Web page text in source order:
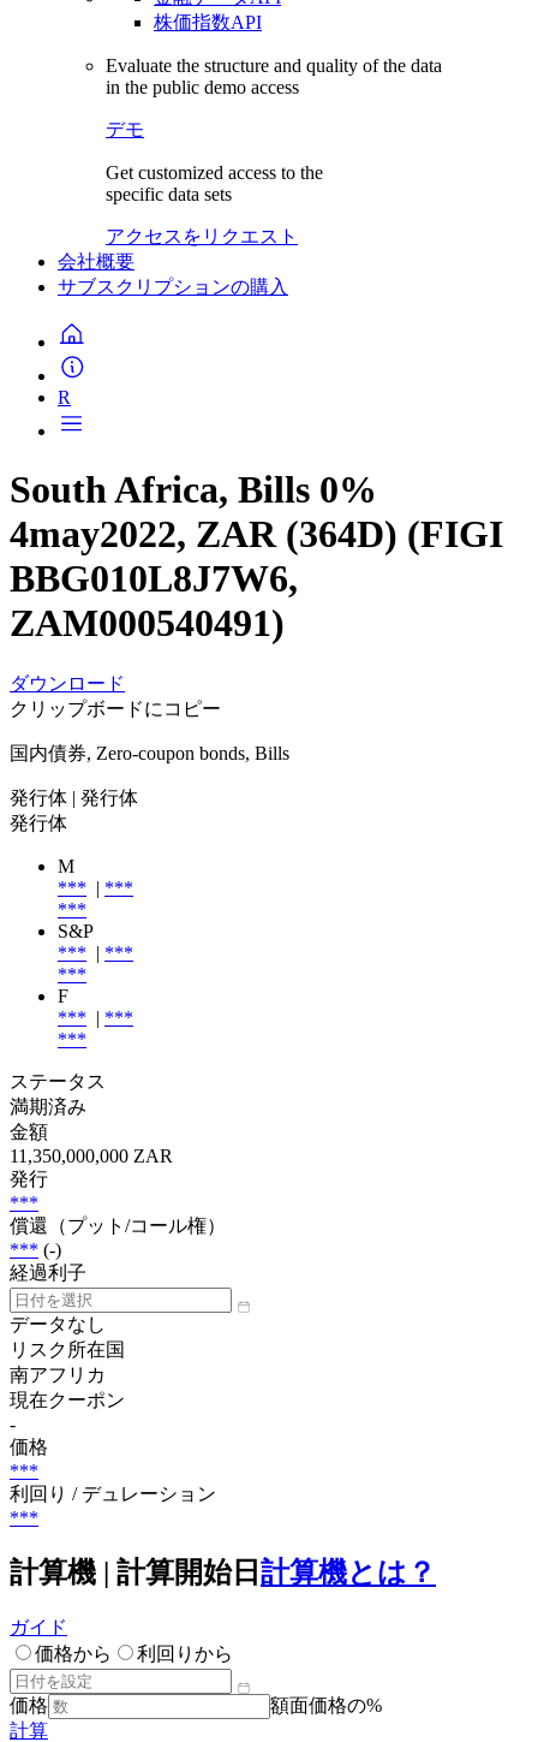
株価指数API
Evaluate the structure and quality of the data
in the public demo access
デモ
Get customized access to the
specific data sets
アクセスをリクエスト
会社概要
サブスクリプションの購入
R
South Africa, Bills 0%
4may2022, ZAR (364D) (FIGI
BBG010L8J7W6,
ZAM000540491)
ダウンロード
クリップボードにコピー
国内債券, Zero-coupon bonds, Bills
発行体 | 発行体
発行体
M
*** | ***
***
S&P
*** | ***
***
F
*** | ***
***
ステータス
満期済み
金額
11,350,000,000 ZAR
発行
***
償還（プット/コール権）
*** (-)
経過利子
データなし
リスク所在国
南アフリカ
現在クーポン
-
価格
***
利回り / デュレーション
***
計算機 | 計算開始日 計算機とは？
ガイド
価格から
利回りから
価格
額面価格の%
計算